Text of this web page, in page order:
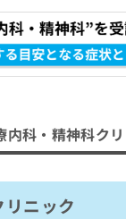
内科・精神科ク
ニック